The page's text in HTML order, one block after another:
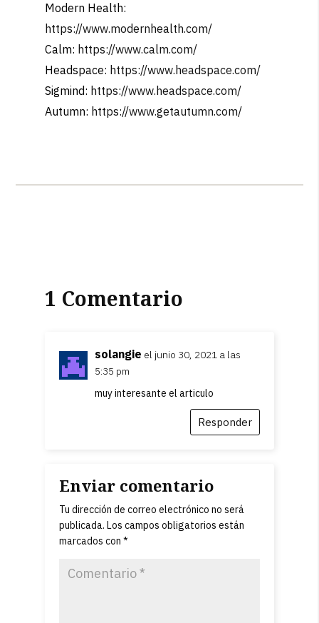
Modern Health:
https://www.modernhealth.com/
Calm: https://www.calm.com/
Headspace: https://www.headspace.com/
Sigmind: https://www.headspace.com/
Autumn: https://www.getautumn.com/
1 Comentario
solangie el junio 30, 2021 a las
5:35 pm
muy interesante el articulo
Responder
Enviar comentario
Tu dirección de correo electrónico no será
publicada. Los campos obligatorios están
marcados con *